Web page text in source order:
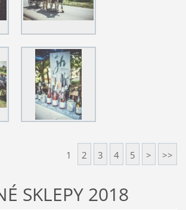
1 2 3 4 5 > >>
SKLEPY 2018